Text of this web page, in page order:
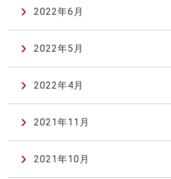
2022年6月
2022年5月
2022年4月
2021年11月
2021年10月